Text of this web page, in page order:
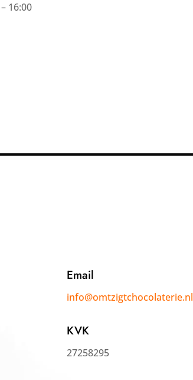
16:00
Email
info@omtzigtchocolaterie.nl
KVK
27258295